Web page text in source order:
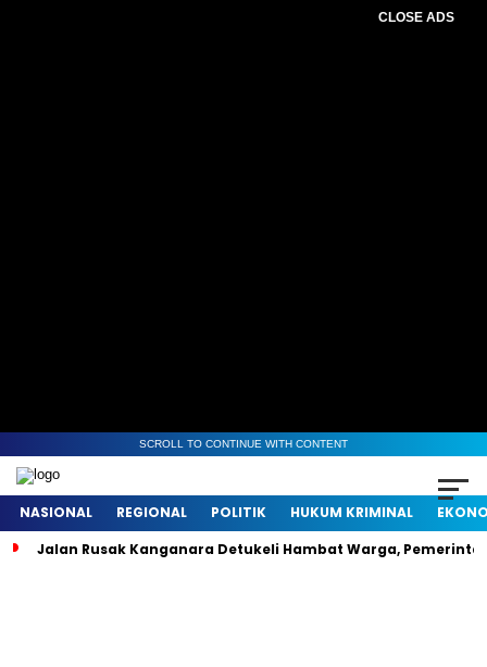
CLOSE ADS
SCROLL TO CONTINUE WITH CONTENT
NASIONAL REGIONAL POLITIK HUKUM KRIMINAL
Jalan Rusak Kanganara Detukeli Hambat Warga,